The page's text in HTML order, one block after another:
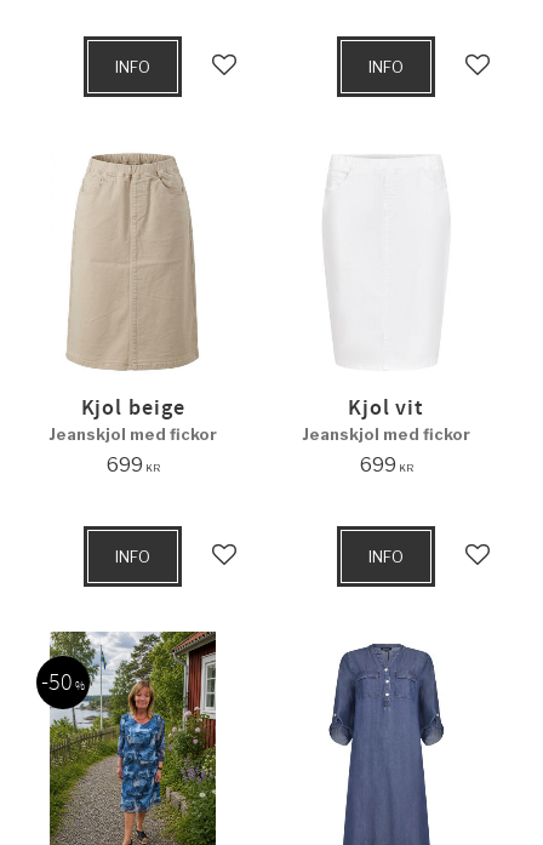
Lägg till i favoriter
INFO Lägg
INFO
Kjol beige
Jeanskjol med fickor
699 KR
Lägg till i favoriter
INFO
Kjol vit
Jeanskjol med fickor
699 KR
Lägg
INFO
50 %